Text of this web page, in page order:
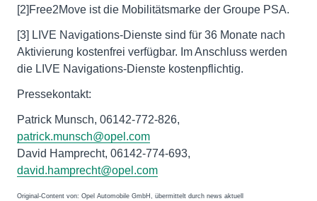
[2]Free2Move ist die Mobilitätsmarke der Groupe PSA.
[3] LIVE Navigations-Dienste sind für 36 Monate nach
Aktivierung kostenfrei verfügbar. Im Anschluss werden
die LIVE Navigations-Dienste kostenpflichtig.
Pressekontakt:
Patrick Munsch, 06142-772-826,
patrick.munsch@opel.com
David Hamprecht, 06142-774-693,
david.hamprecht@opel.com
Original-Content von: Opel Automobile GmbH, übermittelt durch news aktuell